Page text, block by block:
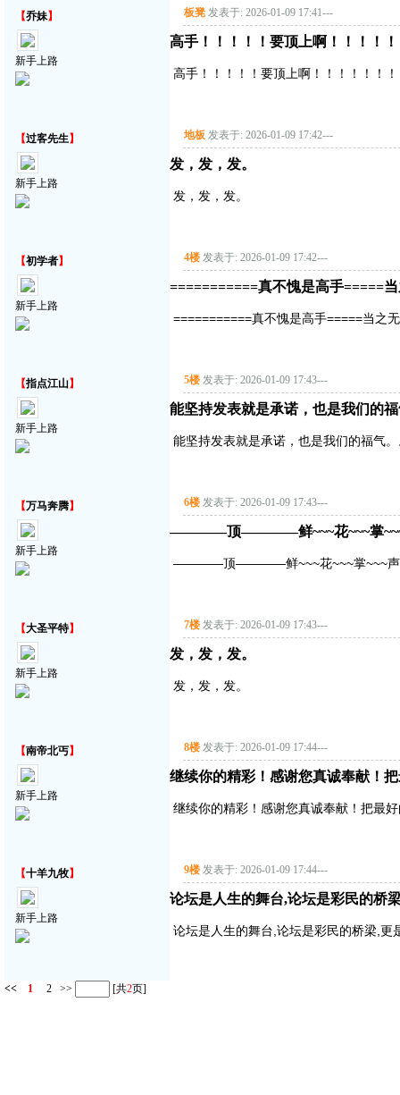
【乔妹】
新手上路
板凳 发表于: 2026-01-09 17:41---
高手！！！！！要顶上啊！！！！
高手！！！！！要顶上啊！！！！！！
【过客先生】
新手上路
地板 发表于: 2026-01-09 17:42---
发，发，发。
发，发，发。
【初学者】
新手上路
4楼 发表于: 2026-01-09 17:42---
===========真不愧是高手=====
===========真不愧是高手=====当之
【指点江山】
新手上路
5楼 发表于: 2026-01-09 17:43---
能坚持发表就是承诺，也是我们的
能坚持发表就是承诺，也是我们的福气
【万马奔腾】
新手上路
6楼 发表于: 2026-01-09 17:43---
————顶————鲜~~~花~~~掌
————顶————鲜~~~花~~~掌~~~声
【大圣平特】
新手上路
7楼 发表于: 2026-01-09 17:43---
发，发，发。
发，发，发。
【南帝北丐】
新手上路
8楼 发表于: 2026-01-09 17:44---
继续你的精彩！感谢您真诚奉献！
继续你的精彩！感谢您真诚奉献！把最
【十羊九牧】
新手上路
9楼 发表于: 2026-01-09 17:44---
论坛是人生的舞台,论坛是彩民的桥
论坛是人生的舞台,论坛是彩民的桥梁,更
<< 1 2 >> [共2页]